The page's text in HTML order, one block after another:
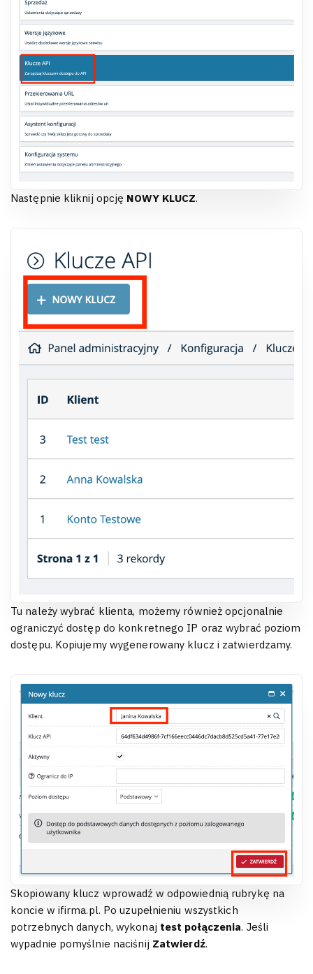
Następnie kliknij opcję NOWY KLUCZ.
Tu należy wybrać klienta, możemy również opcjonalnie
ograniczyć dostęp do konkretnego IP oraz wybrać poziom
dostępu. Kopiujemy wygenerowany klucz i zatwierdzamy.
Skopiowany klucz wprowadź w odpowiednią rubrykę na
koncie w ifirma.pl. Po uzupełnieniu wszystkich
potrzebnych danych, wykonaj test połączenia. Jeśli
wypadnie pomyślnie naciśnij Zatwierdź.